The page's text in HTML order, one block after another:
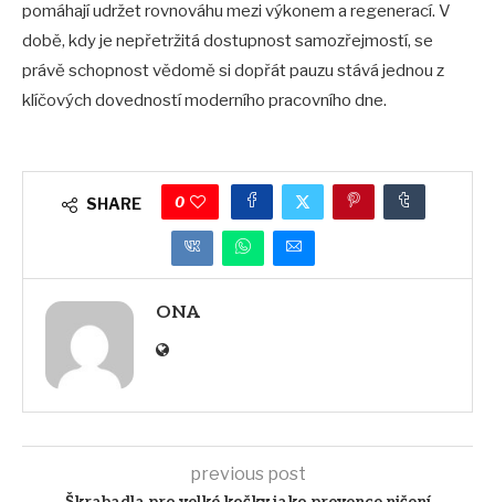
pomáhají udržet rovnováhu mezi výkonem a regenerací. V
době, kdy je nepřetržitá dostupnost samozřejmostí, se
právě schopnost vědomě si dopřát pauzu stává jednou z
klíčových dovedností moderního pracovního dne.
SHARE 0
ONA
previous post